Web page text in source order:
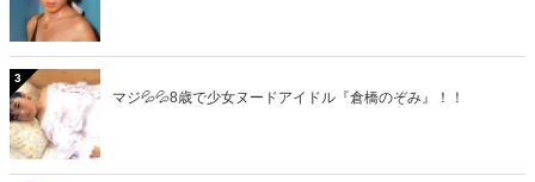
3
マジ💦💦8歳で少女ヌードアイドル『倉橋のぞみ』！！